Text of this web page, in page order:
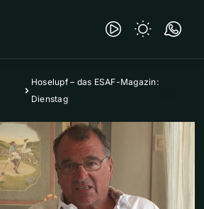
Hoselupf – das ESAF-Magazin:
Dienstag